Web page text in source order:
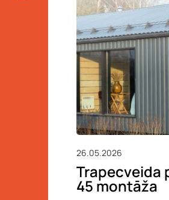
26.05.2026
Trapecveida
45 montāža